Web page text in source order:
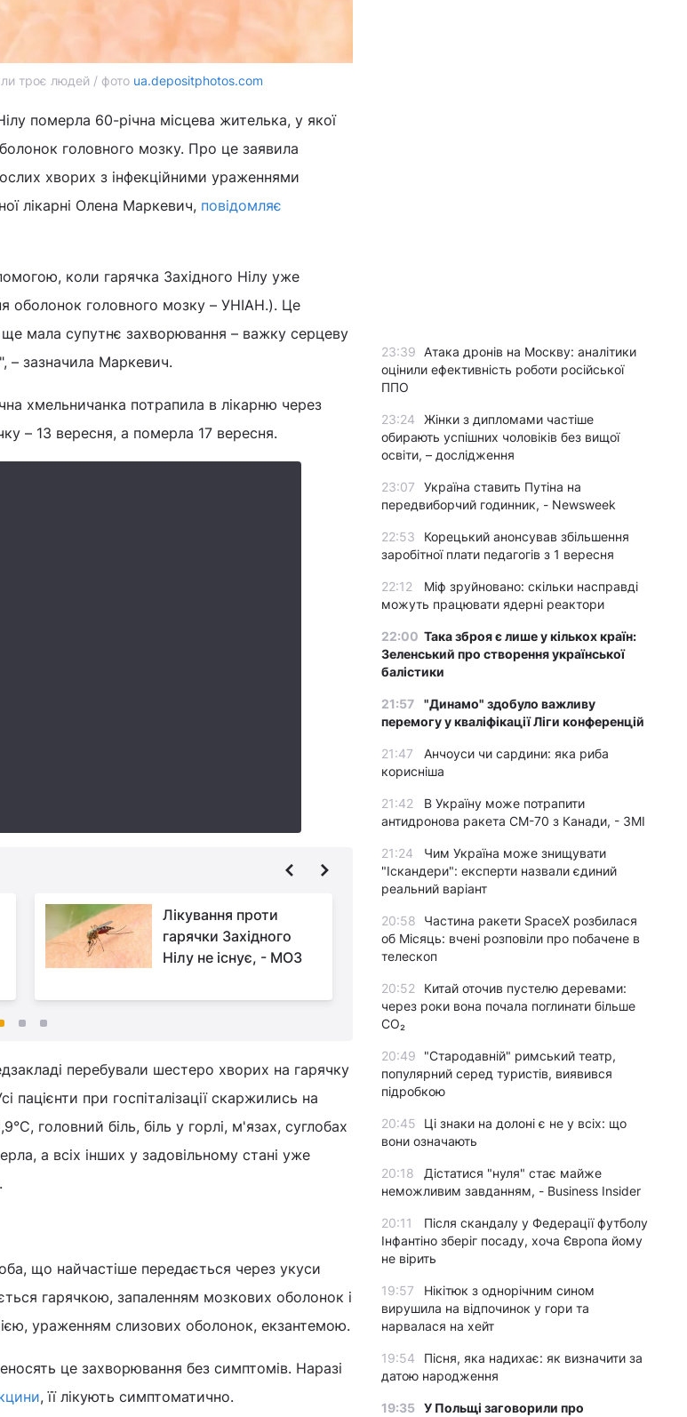
троє людей / фото ua.depositphotos.com
померла 60-річна місцева жителька, у якої
головного мозку. Про це заявила
хворих з інфекційними ураженнями
лікарні Олена Маркевич, повідомляє
коли гарячка Західного Нілу уже
оболонок головного мозку – УНІАН.). Це
ще мала супутнє захворювання – важку серцеву
– зазначила Маркевич.
хмельничанка потрапила в лікарню через
– 13 вересня, а померла 17 вересня.
Лікування проти
гарячки Західного
Нілу не існує, - МОЗ
У МОЗ розповіли, чи
буде в Україні осінній
перебували шестеро хворих на гарячку
пацієнти при госпіталізації скаржились на
головний біль, біль у горлі, м'язах, суглобах
а всіх інших у задовільному стані уже
що найчастіше передається через укуси
гарячкою, запаленням мозкових оболонок і
ураженням слизових оболонок, екзантемою.
це захворювання без симптомів. Наразі
, її лікують симптоматично.
23:39
Атака дронів на Москву: аналітики
оцінили ефективність роботи російської
ППО
23:24
Жінки з дипломами частіше
обирають успішних чоловіків без вищої
освіти, – дослідження
23:07
Україна ставить Путіна на
передвиборчий годинник, - Newsweek
22:53
Корецький анонсував збільшення
заробітної плати педагогів з 1 вересня
22:12
Міф зруйновано: скільки насправді
можуть працювати ядерні реактори
22:00 Така зброя є лише у кількох країн:
Зеленський про створення української
балістики
21:57
"Динамо" здобуло важливу
перемогу у кваліфікації Ліги конференцій
21:47
Анчоуси чи сардини: яка риба
корисніша
21:42
В Україну може потрапити
антидронова ракета CM-70 з Канади, - ЗМІ
21:24
Чим Україна може знищувати
"Іскандери": експерти назвали єдиний
реальний варіант
20:58
Частина ракети SpaceX розбилася
об Місяць: вчені розповіли про побачене в
телескоп
20:52
Китай оточив пустелю деревами:
через роки вона почала поглинати більше
CO₂
20:49
"Стародавній" римський театр,
популярний серед туристів, виявився
підробкою
20:45
Ці знаки на долоні є не у всіх: що
вони означають
20:18
Дістатися "нуля" стає майже
неможливим завданням, - Business Insider
20:11
Після скандалу у Федерації футболу
Інфантіно зберіг посаду, хоча Європа йому
не вірить
19:57
Нікітюк з однорічним сином
вирушила на відпочинок у гори та
нарвалася на хейт
19:54
Пісня, яка надихає: як визначити за
датою народження
19:35 У Польщі заговорили про